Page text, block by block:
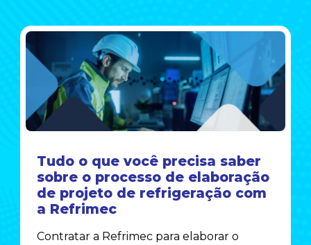
Tudo o que você precisa saber
sobre o processo de elaboração
de projeto de refrigeração com
a Refrimec
Contratar a Refrimec para elaborar o